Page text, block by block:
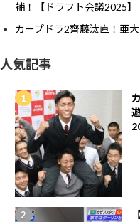
補！【ドラフト会議2025】
カープドラ2齊藤汰直！亜
人気記事